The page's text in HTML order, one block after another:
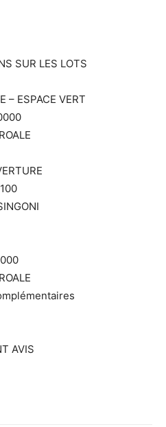
SUR LES LOTS
– ESPACE VERT
AVIS